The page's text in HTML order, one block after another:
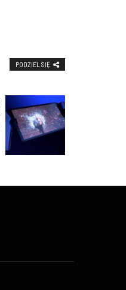
PODZIEL SIĘ